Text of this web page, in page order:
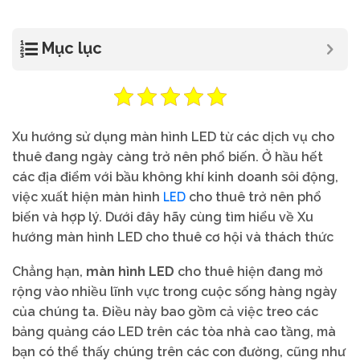
Mục lục
Xu hướng sử dụng màn hình LED từ các dịch vụ cho
thuê đang ngày càng trở nên phổ biến. Ở hầu hết
các địa điểm với bầu không khí kinh doanh sôi động,
việc xuất hiện màn hình LED cho thuê trở nên phổ
biến và hợp lý. Dưới đây hãy cùng tìm hiểu về Xu
hướng màn hình LED cho thuê cơ hội và thách thức
Chẳng hạn, màn hình LED cho thuê hiện đang mở
rộng vào nhiều lĩnh vực trong cuộc sống hàng ngày
của chúng ta. Điều này bao gồm cả việc treo các
bảng quảng cáo LED trên các tòa nhà cao tầng, mà
bạn có thể thấy chúng trên các con đường, cũng như